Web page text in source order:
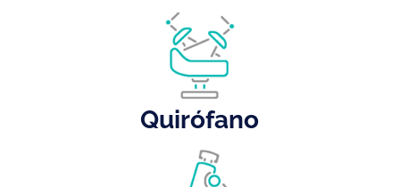
Quirófano